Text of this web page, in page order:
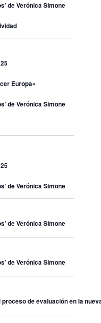
de Verónica Simone
Europa»
de Verónica Simone
de Verónica Simone
de Verónica Simone
de Verónica Simone
de evaluación en la